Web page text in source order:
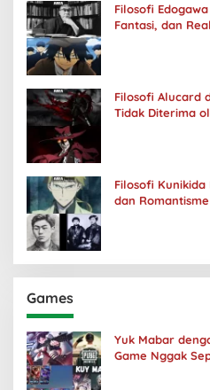
Filosofi
Fantasi, dan
Filosofi Alucard
Tidak Diterima
Filosofi
dan Romantisme
Games
Yuk Mabar
Game Nggak